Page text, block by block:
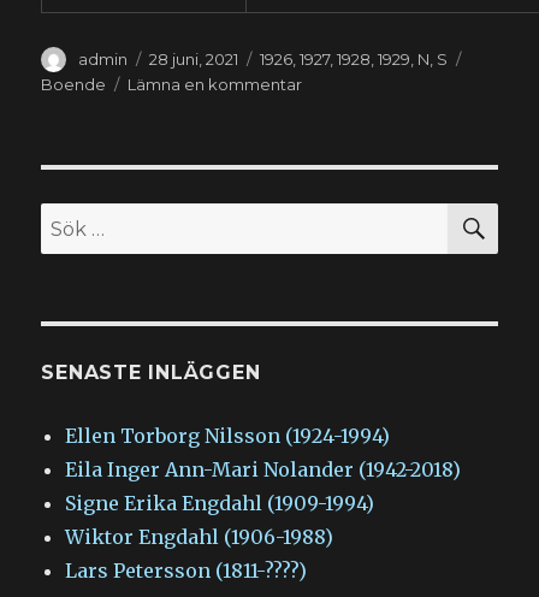
Författare
admin
Publicerat
den
28 juni, 2021 Kategorier
1926 ,1927,1928 ,1929 N S
Boende
Lämna en kommentartill
2004)
Sök
efter:
SENASTE INLÄGGEN
Ellen Torborg Nilsson (1924-1994)
Eila Inger Ann-Mari Nolander (1942-2018)
Signe Erika Engdahl (1909-1994)
Wiktor Engdahl (1906-1988)
Lars Petersson (1811-????)